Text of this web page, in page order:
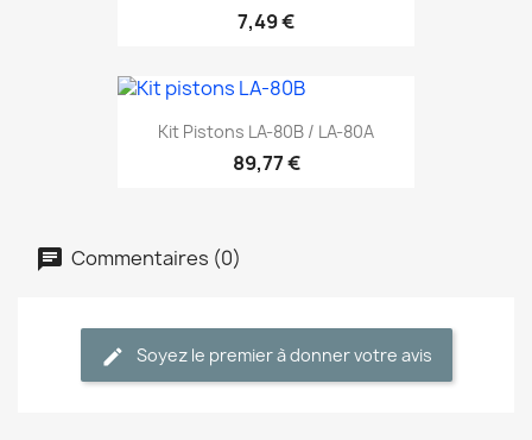
7,49 €
Kit Pistons LA-80B / LA-80A
89,77 €
Commentaires (0)
Soyez le premier à donner votre avis